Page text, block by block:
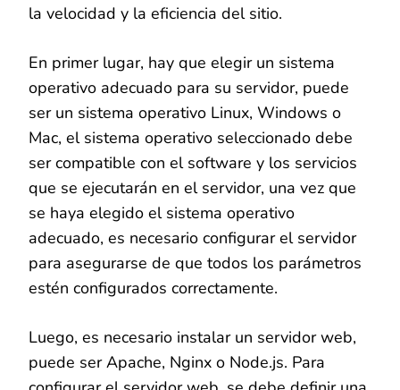
la velocidad y la eficiencia del sitio.
En primer lugar, hay que elegir un sistema
operativo adecuado para su servidor, puede
ser un sistema operativo Linux, Windows o
Mac, el sistema operativo seleccionado debe
ser compatible con el software y los servicios
que se ejecutarán en el servidor, una vez que
se haya elegido el sistema operativo
adecuado, es necesario configurar el servidor
para asegurarse de que todos los parámetros
estén configurados correctamente.
Luego, es necesario instalar un servidor web,
puede ser Apache, Nginx o Node.js. Para